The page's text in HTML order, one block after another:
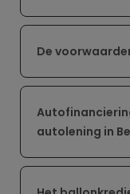
De
autolening in